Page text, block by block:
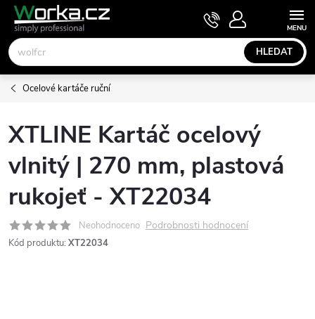
Přejít
obsah
HLEDAT
NÁKUPNÍ
KOŠÍK
Ocelové kartáče ruční
XTLINE Kartáč ocelový
vlnitý | 270 mm, plastová
rukojeť - XT22034
Neohodnoceno Podrobnosti hodnocení
Kód produktu: XT22034